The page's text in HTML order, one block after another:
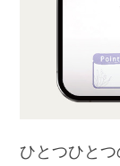
ひとつひと